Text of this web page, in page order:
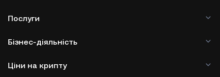
Послуги
Бізнес-діяльність
Ціни на крипту